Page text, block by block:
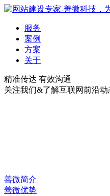
服务
案例
方案
关于
精准传达 有效沟通
关注我们&了解互联网前沿动
善微简介
善微优势